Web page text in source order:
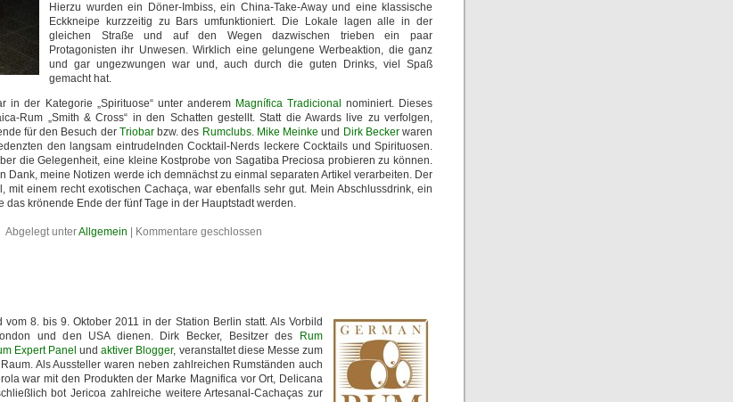
Hierzu wurden ein Döner-Imbiss, ein China-Take-Away und eine klassische
Eckkneipe kurzzeitig zu Bars umfunktioniert. Die Lokale lagen alle in der
gleichen Straße und auf den Wegen dazwischen trieben ein paar
Protagonisten ihr Unwesen. Wirklich eine gelungene Werbeaktion, die ganz
und gar ungezwungen war und, auch durch die guten Drinks, viel Spaß
gemacht hat.
in der Kategorie „Spirituose“ unter anderem Magnífica Tradicional nominiert. Dieses
Rum „Smith & Cross“ in den Schatten gestellt. Statt die Awards live zu verfolgen,
für den Besuch der Triobarbzw. des Rumclubs. Mike Meinke und Dirk Beckerwaren
den langsam eintrudelnden Cocktail-Nerds leckere Cocktails und Spirituosen.
die Gelegenheit, eine kleine Kostprobe von Sagatiba Preciosa probieren zu können.
Dank, meine Notizen werde ich demnächst zu einmal separaten Artikel verarbeiten. Der
mit einem recht exotischen Cachaça, war ebenfalls sehr gut. Mein Abschlussdrink, ein
das krönende Ende der fünf Tage in der Hauptstadt werden.
Abgelegt unterAllgemein Kommentare geschlossen
8. bis 9. Oktober 2011 in der Station Berlin statt. Als Vorbild
und den USA dienen. Dirk Becker, Besitzer des
Rum
Expert Panel undaktiver Blogger, veranstaltet diese Messe zum
Als Aussteller waren neben zahlreichen Rumständen auch
war mit den Produkten der Marke Magnifica vor Ort, Delicana
bot Jericoa zahlreiche weitere Artesanal-Cachaças zur